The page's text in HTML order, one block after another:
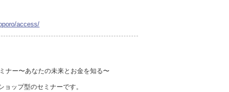
access/
ー〜あなたの未来とお金を知る〜
ップ型のセミナーです。